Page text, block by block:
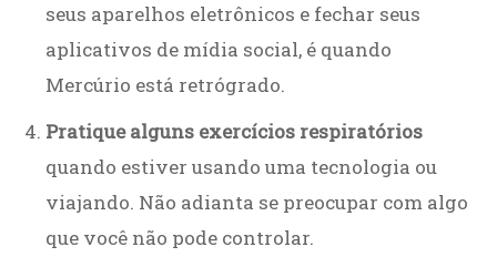
seus aparelhos eletrônicos e fechar seus
aplicativos de mídia social, é quando
Mercúrio está retrógrado.
Pratique alguns exercícios respiratórios
quando estiver usando uma tecnologia ou
viajando. Não adianta se preocupar com algo
que você não pode controlar.